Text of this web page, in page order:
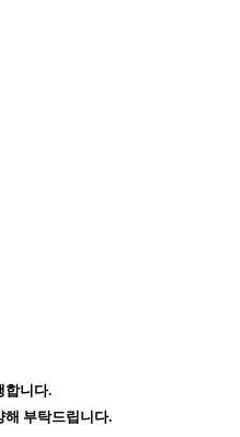
합니다.
해 부탁드립니다.